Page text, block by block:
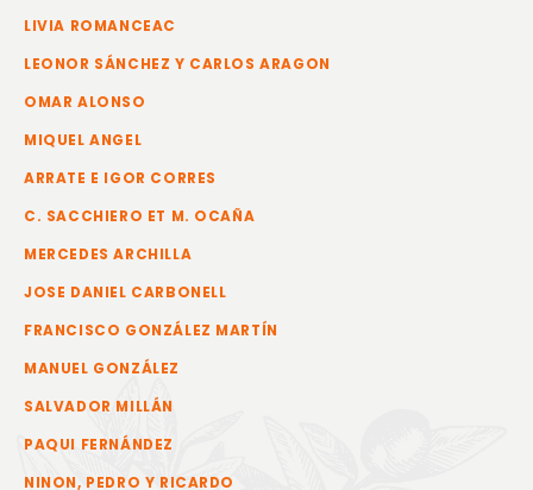
LIVIA ROMANCEAC
LEONOR SÁNCHEZ Y CARLOS ARAGON
OMAR ALONSO
MIQUEL ANGEL
ARRATE E IGOR CORRES
C. SACCHIERO ET M. OCAÑA
MERCEDES ARCHILLA
JOSE DANIEL CARBONELL
FRANCISCO GONZÁLEZ MARTÍN
MANUEL GONZÁLEZ
SALVADOR MILLÁN
PAQUI FERNÁNDEZ
NINON, PEDRO Y RICARDO